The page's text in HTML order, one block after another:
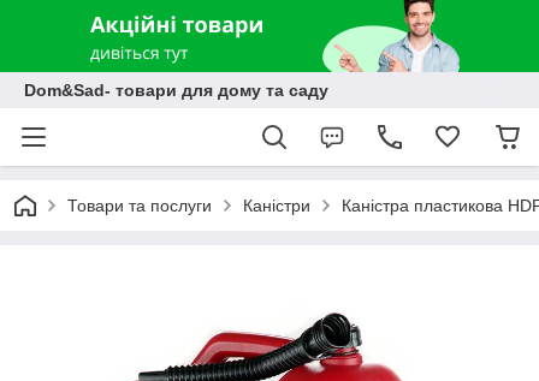
Dom&Sad- товари для дому та саду
Товари та послуги Каністри Каністра пластикова